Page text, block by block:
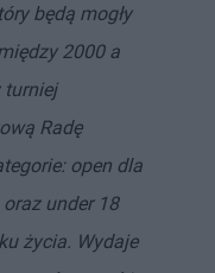
będą mogły
2000 a
turniej
Radę
open dla
under 18
życia. Wydaje